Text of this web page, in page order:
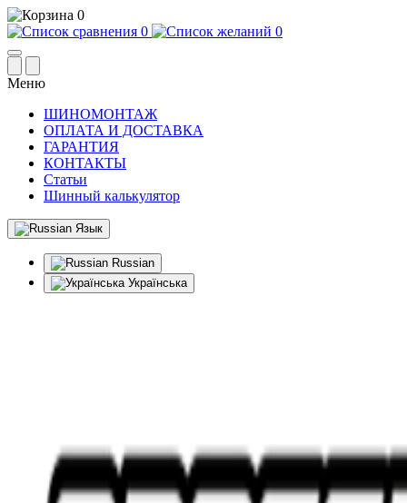
0
0
0
Меню
ШИНОМОНТАЖ
ОПЛАТА И ДОСТАВКА
ГАРАНТИЯ
КОНТАКТЫ
Статьи
Шинный калькулятор
Язык
Russian
Українська